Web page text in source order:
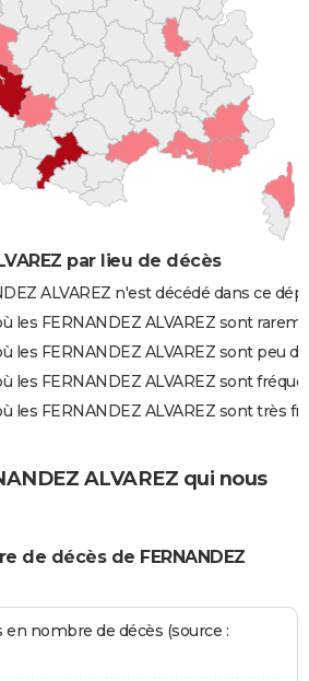
par lieu de décès
ALVAREZ n'est décédé dans ce
les FERNANDEZ ALVAREZ sont
les FERNANDEZ ALVAREZ sont peu
les FERNANDEZ ALVAREZ sont
les FERNANDEZ ALVAREZ sont très
ALVAREZ qui nous
de décès de FERNANDEZ
nombre de décès (source :